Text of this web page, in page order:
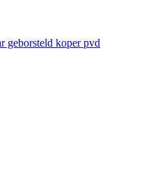
geborsteld koper pvd